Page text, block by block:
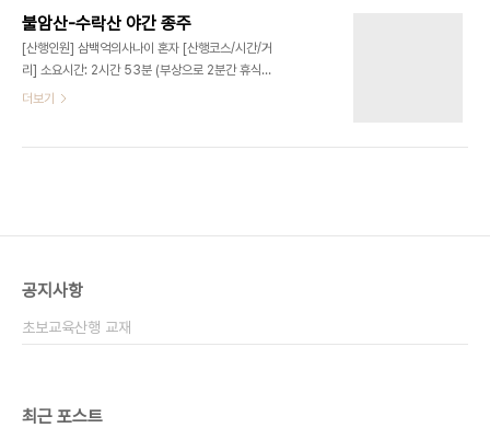
행이 있는 관계로, 무리하지 않고 살짝 뛰다 빨리 걷
다를 반복함. [날씨] 흐리고 바람 조금 달리기에는 최
상 [노면상태] 수락산 ㅋ?능선 부분은 녹기 시작하면
서 진흙도 많고 미끄러움. 나머지 구간은 좋음. [주의
사항] * 기차바위에서 실수로 자빠져서 팔에 타박상
간산행시 예비건전지는 필참할것, 시야확보가 안되
불암산-수락산 야간 종주
[산행인원] 삼백억의사나이 혼자 [산행코스/시간/거
리] 소요시간: 2시간 53분 (부상으로 2분간 휴식+
3분간 알바+사진 찍는 시간 포함) 8:13분 시작
밧줄 꼭 잡고 다녀야 큰 부상을 예방할수 있음. * 야
어서 무지 애 먹음. [산행코스지도]..
더보기
공지사항
초보교육산행 교재
최근 포스트